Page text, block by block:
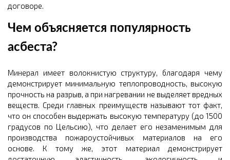
договоре.
Чем объясняется популярность
асбеста?
Минерал имеет волокнистую структуру, благодаря чему
демонстрирует минимальную теплопроводность, высокую
прочность на разрыв, а при нагревании не выделяет вредных
веществ. Среди главных преимуществ называют тот факт,
что он способен выдержать высокую температуру (до 1500
градусов по Цельсию), что делает его незаменимым для
производства пожароустойчивых материалов на его
основе. К тому же, этот материал демонстрирует